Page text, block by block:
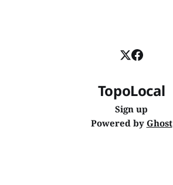
TopoLocal
Sign up
Powered by Ghost